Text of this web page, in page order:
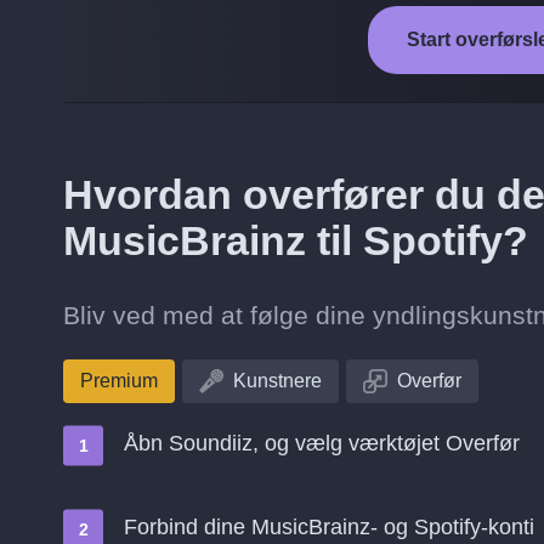
Start
Hvordan overfører du
MusicBrainz til Spotify?
Bliv ved med at følge dine
Premium Kunstnere Overfør
Åbn Soundiiz, og vælg værktøjet Overfør
Forbind dine MusicBrainz- og Spotify-konti